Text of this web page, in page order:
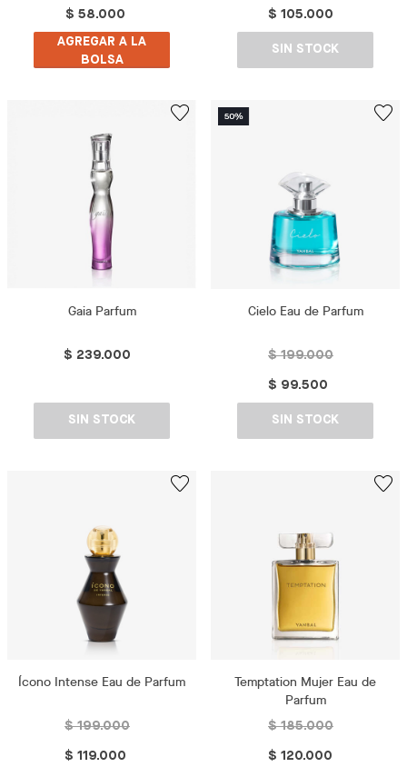
$ 58.000
AGREGAR A LA
BOLSA
$ 105.000
SIN STOCK
Gaia Parfum
$ 239.000
SIN STOCK
Cielo Eau de Parfum
$ 199.000
$ 99.500
SIN STOCK
Ícono Intense Eau de Parfum
$ 199.000
$ 119.000
Temptation Mujer Eau de
Parfum
$ 185.000
$ 120.000